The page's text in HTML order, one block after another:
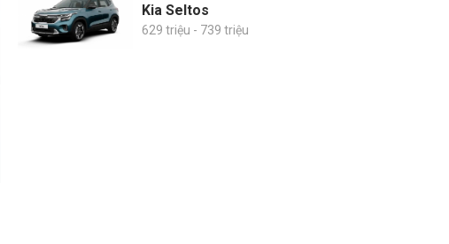
Kia Seltos
629 triệu - 739 triệu